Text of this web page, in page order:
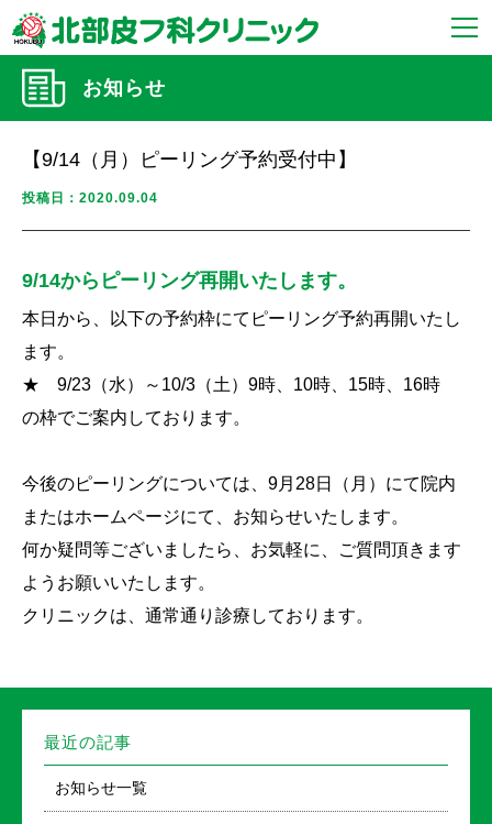
お知らせ
【9/14（月）ピーリング予約受付中】
投稿日：2020.09.04
9/14からピーリング再開いたします。
本日から、以下の予約枠にてピーリング予約再開いたし
ます。
★ 9/23（水）～10/3（土）9時、10時、15時、16時
の枠でご案内しております。
今後のピーリングについては、9月28日（月）にて院内
またはホームページにて、お知らせいたします。
何か疑問等ございましたら、お気軽に、ご質問頂きます
ようお願いいたします。
クリニックは、通常通り診療しております。
最近の記事
お知らせ一覧